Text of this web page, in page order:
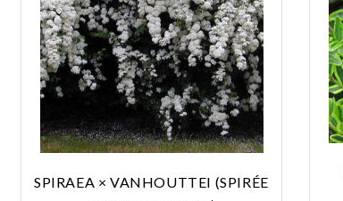
SPIRAEA × VANHOUTTEI (SPIRÉE